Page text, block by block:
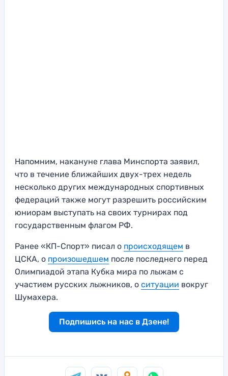
Напомним, накануне глава Минспорта заявил,
что в течение ближайших двух-трех недель
несколько других международных спортивных
федераций также могут разрешить российским
юниорам выступать на своих турнирах под
государственным флагом РФ.
Ранее «КП-Спорт» писал о происходящем в
ЦСКА, о произошедшем после последнего перед
Олимпиадой этапа Кубка мира по лыжам с
участием русских лыжников, о ситуации вокруг
Шумахера.
Подпишись на нас в Дзене!